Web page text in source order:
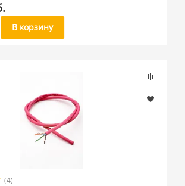
В корзину
(4)